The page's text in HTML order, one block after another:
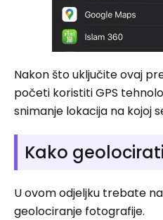
Nakon što uključite ovaj
početi koristiti GPS
snimanje lokacija na kojoj
Kako
U ovom odjeljku trebate
geolociranje fotografije.